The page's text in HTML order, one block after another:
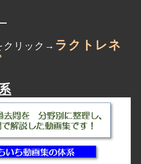
ック→ ラクトレネ